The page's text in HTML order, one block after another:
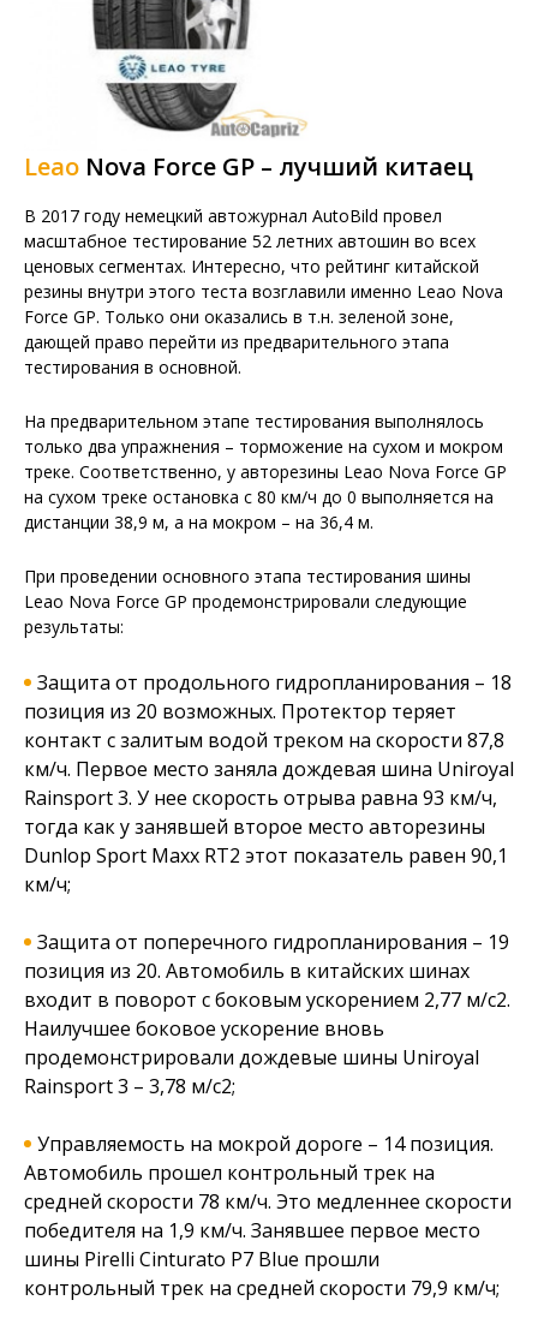
Leao Nova Force GP – лучший китаец
В 2017 году немецкий автожурнал AutoBild провел
масштабное тестирование 52 летних автошин во всех
ценовых сегментах. Интересно, что рейтинг китайской
резины внутри этого теста возглавили именно Leao Nova
Force GP. Только они оказались в т.н. зеленой зоне,
дающей право перейти из предварительного этапа
тестирования в основной.
На предварительном этапе тестирования выполнялось
только два упражнения – торможение на сухом и мокром
треке. Соответственно, у авторезины Leao Nova Force GP
на сухом треке остановка с 80 км/ч до 0 выполняется на
дистанции 38,9 м, а на мокром – на 36,4 м.
При проведении основного этапа тестирования шины
Leao Nova Force GP продемонстрировали следующие
результаты:
Защита от продольного гидропланирования – 18
позиция из 20 возможных. Протектор теряет
контакт с залитым водой треком на скорости 87,8
км/ч. Первое место заняла дождевая шина Uniroyal
Rainsport 3. У нее скорость отрыва равна 93 км/ч,
тогда как у занявшей второе место авторезины
Dunlop Sport Maxx RT2 этот показатель равен 90,1
км/ч;
Защита от поперечного гидропланирования – 19
позиция из 20. Автомобиль в китайских шинах
входит в поворот с боковым ускорением 2,77 м/с2.
Наилучшее боковое ускорение вновь
продемонстрировали дождевые шины Uniroyal
Rainsport 3 – 3,78 м/с2;
Управляемость на мокрой дороге – 14 позиция.
Автомобиль прошел контрольный трек на
средней скорости 78 км/ч. Это медленнее скорости
победителя на 1,9 км/ч. Занявшее первое место
шины Pirelli Cinturato P7 Blue прошли
контрольный трек на средней скорости 79,9 км/ч;